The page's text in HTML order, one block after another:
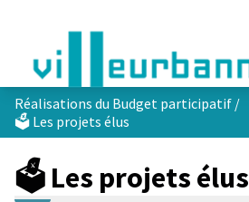
Réalisations du Budget participatif /
🗳️ Les projets élus
🗳️ Les projets élus